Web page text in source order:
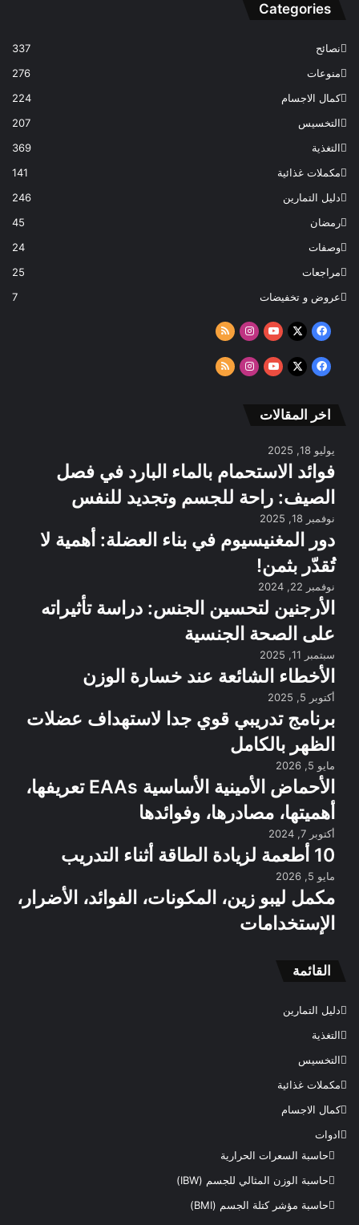
Categories
نصائح
337
منوعات
276
كمال الاجسام
224
التخسيس
207
التغذية
369
مكملات غذائية
141
دليل التمارين
246
رمضان
45
وصفات
24
مراجعات
25
عروض و تخفيضات
7
فيسبوك
‫X
‫YouTubeانستقرامملخص
RSS
فيسبوك
‫X
‫YouTubeانستقرامملخص
اخر المقالات
يوليو 18, 2025
فوائد الاستحمام بالماء البارد في فصل
الصيف: راحة للجسم وتجديد للنفس
نوفمبر 18, 2025
دور المغنيسيوم في بناء العضلة: أهمية لا
تُقدّر بثمن!
نوفمبر 22, 2024
الأرجنين لتحسين الجنس: دراسة تأثيراته
على الصحة الجنسية
سبتمبر 11, 2025
الأخطاء الشائعة عند خسارة الوزن
أكتوبر 5, 2025
برنامج تدريبي قوي جدا لاستهداف عضلات
الظهر بالكامل
مايو 5, 2026
الأحماض الأمينية الأساسية EAAs تعريفها،
أهميتها، مصادرها، وفوائدها
أكتوبر 7, 2024
10 أطعمة لزيادة الطاقة أثناء التدريب
مايو 5, 2026
مكمل ليبو زين، المكونات، الفوائد، الأضرار،
الإستخدامات
القائمة
دليل التمارين
التغذية
التخسيس
مكملات غذائية
كمال الاجسام
ادوات
حاسبة السعرات الحرارية
حاسبة الوزن المثالي للجسم (IBW)
حاسبة مؤشر كتلة الجسم (BMI)